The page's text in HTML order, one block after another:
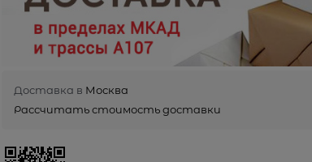
Доставка в Москва
Рассчитать стоимость доставки